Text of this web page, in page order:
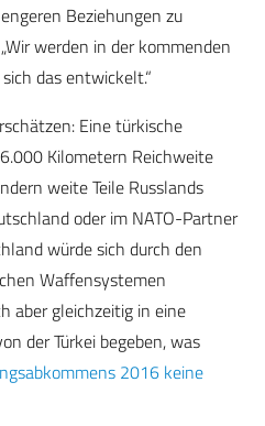
Beziehungen zu
werden in der kommenden
das entwickelt.“
Eine türkische
Kilometern Reichweite
weite Teile Russlands
oder im NATO-Partner
würde sich durch den
Waffensystemen
aber gleichzeitig in eine
der Türkei begeben, was
2016 keine